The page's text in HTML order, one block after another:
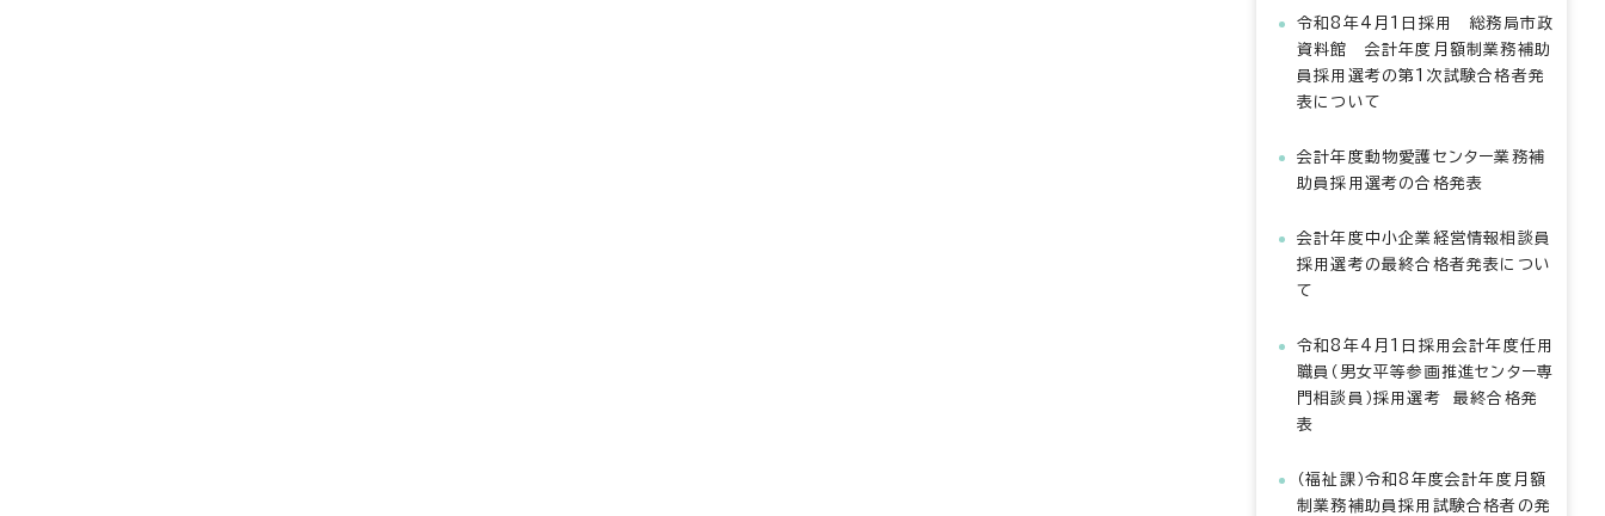
令和8年4月1日採用 総務局市政
資料館 会計年度月額制業務補助
員採用選考の第1次試験合格者発
表について
会計年度動物愛護センター業務補
助員採用選考の合格発表
会計年度中小企業経営情報相談員
採用選考の最終合格者発表につい
て
令和8年4月1日採用会計年度任用
職員（男女平等参画推進センター専
門相談員）採用選考 最終合格発
表
（福祉課）令和8年度会計年度月額
制業務補助員採用試験合格者の発